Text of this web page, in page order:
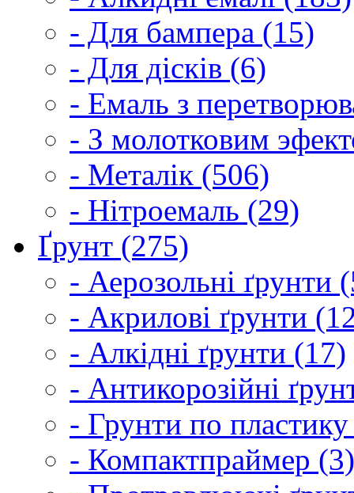
- Для бампера (15)
- Для дісків (6)
- Емаль з
- З молотковим
- Металік (506)
- Нітроемаль (29)
Ґрунт (275)
- Аерозольні ґрунти
- Акрилові ґрунти
- Алкідні ґрунти (17)
- Антикорозійні
- Грунти по
- Компактпраймер (3)